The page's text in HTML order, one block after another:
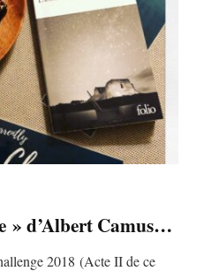
» d’Albert Camus…
2018 (Acte II de ce